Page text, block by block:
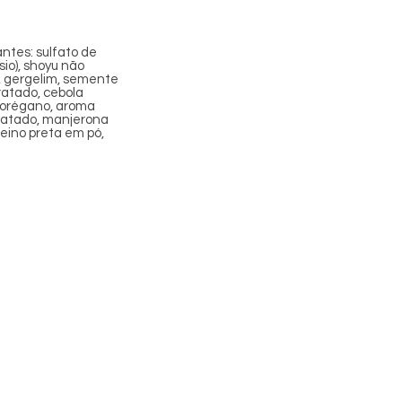
sulfato de
shoyu não
gergelim, semente
cebola
aroma
manjerona
preta em pó,